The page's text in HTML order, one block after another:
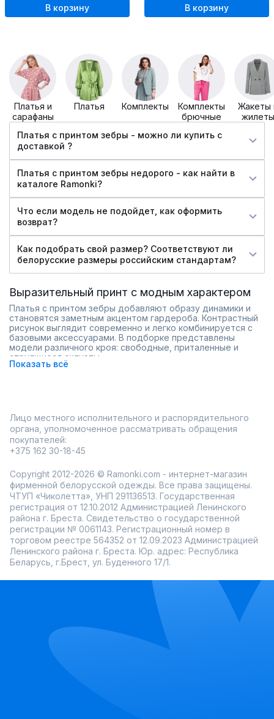
В корзину В корзину
Платья и
сарафаны
Платья Комплекты
Комплекты
брючные
Жакеты
жилеты
Платья с принтом зебры - можно ли купить c
доставкой ?
Платья с принтом зебры недорого - как найти в
каталоге Ramonki?
Что если модель не подойдет, как оформить
возврат?
Как подобрать свой размер? Соответствуют ли
белорусские размеры российским стандартам?
Выразительный принт с модным характером
Платья с принтом зебры добавляют образу динамики и
становятся заметным акцентом гардероба. Контрастный
рисунок выглядит современно и легко комбинируется с
базовыми аксессуарами. В подборке представлены
модели различного кроя: свободные, приталенные и
струящиеся силуэты.
Принт зебры подходит как для повседневных образов,
разные фасоны и длина;
модели для повседневных и вечерних решений;
широкий размерный ряд.
Каталог Ramonki регулярно обновляется, а примерка
модель.
Показать всё
Лицо местного исполнительного и распорядительного
органа, уполномоченное рассматривать обращения
покупателей:
+375 162 30-18-45
Copyright 2012-2026 © Ramonki.com - интернет-магазин
фирменной белорусской одежды. Все права защищены.
ЧТУП «Чиколетта», УНП 291136513. Государственная
регистрация от 12.10.2012 Администрацией Ленинского
района г. Бреста. Свидетельство о государственной
регистрации № 0061143. Регистрационный номер в
торговом реестре 564352 от 12.09.2023 Администрацией
Ленинского района г. Бреста. Юр. адрес: Республика
Беларусь, г.Брест, ул. Буденного 17/1.